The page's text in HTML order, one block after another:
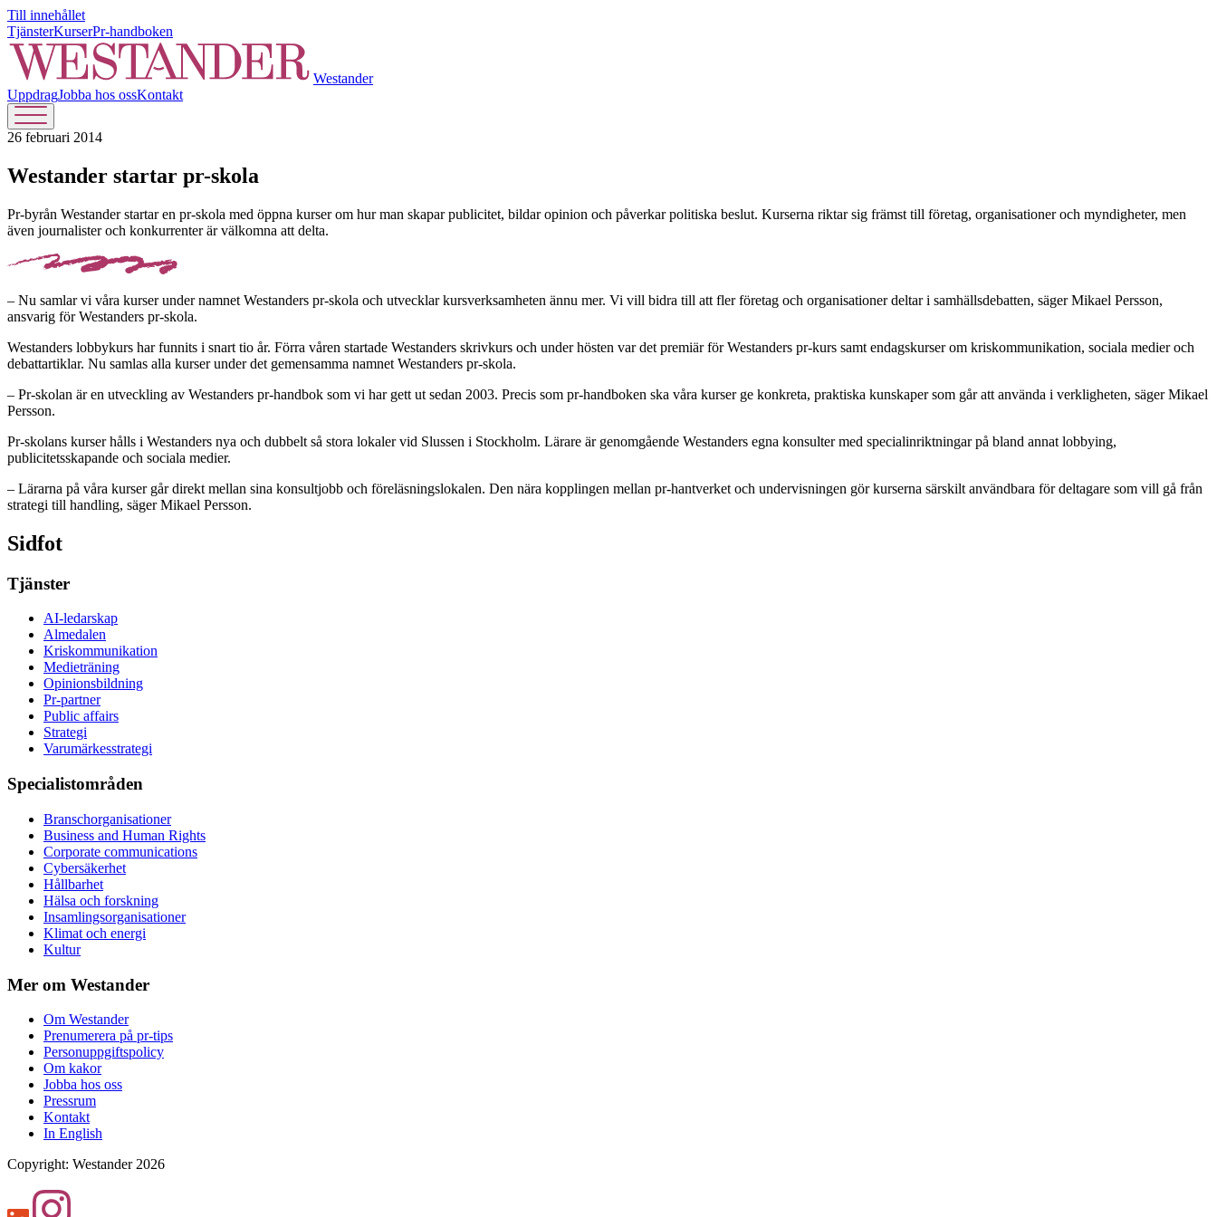
Till innehållet
TjänsterKurserPr-handboken
Westander
UppdragJobba hos ossKontakt
26 februari 2014
Westander startar pr-skola
Pr-byrån Westander startar en pr-skola med öppna kurser om hur man skapar publicitet, bildar opinion och påverkar politiska beslut. Kurserna riktar sig främst till företag, organisationer och myndigheter, men
även journalister och konkurrenter är välkomna att delta.
– Nu samlar vi våra kurser under namnet Westanders pr-skola och utvecklar kursverksamheten ännu mer. Vi vill bidra till att fler företag och organisationer deltar i samhällsdebatten, säger Mikael Persson,
ansvarig för Westanders pr-skola.
Westanders lobbykurs har funnits i snart tio år. Förra våren startade Westanders skrivkurs och under hösten var det premiär för Westanders pr-kurs samt endagskurser om kriskommunikation, sociala medier och
debattartiklar. Nu samlas alla kurser under det gemensamma namnet Westanders pr-skola.
– Pr-skolan är en utveckling av Westanders pr-handbok som vi har gett ut sedan 2003. Precis som pr-handboken ska våra kurser ge konkreta, praktiska kunskaper som går att använda i verkligheten, säger Mikael
Persson.
Pr-skolans kurser hålls i Westanders nya och dubbelt så stora lokaler vid Slussen i Stockholm. Lärare är genomgående Westanders egna konsulter med specialinriktningar på bland annat lobbying,
publicitetsskapande och sociala medier.
– Lärarna på våra kurser går direkt mellan sina konsultjobb och föreläsningslokalen. Den nära kopplingen mellan pr-hantverket och undervisningen gör kurserna särskilt användbara för deltagare som vill gå från
strategi till handling, säger Mikael Persson.
Sidfot
Tjänster
AI-ledarskap
Almedalen
Kris­kommunikation
Medieträning
Opinionsbildning
Pr-partner
Public affairs
Strategi
Varumärkesstrategi
Specialistområden
Branschorganisationer
Business and Human Rights
Corporate communications
Cybersäkerhet
Hållbarhet
Hälsa och forskning
Insamlingsorganisationer
Klimat och energi
Kultur
Mer om Westander
Om Westander
Prenumerera på pr-tips
Personuppgiftspolicy
Om kakor
Jobba hos oss
Pressrum
Kontakt
In English
Copyright: Westander 2026